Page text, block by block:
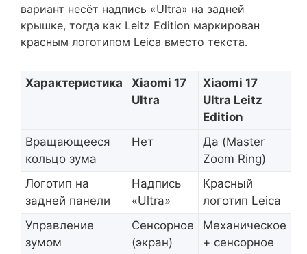
вариант несёт надпись «Ultra» на задней
крышке, тогда как Leitz Edition маркирован
красным логотипом Leica вместо текста.
Характеристика
Xiaomi 17
Ultra
Xiaomi 17
Ultra Leitz
Edition
Вращающееся
кольцо зума
Нет
Да (Master
Zoom Ring)
Логотип на
задней панели
Надпись
«Ultra»
Красный
логотип Leica
Управление
зумом
Сенсорное
(экран)
Механическое
+ сенсорное